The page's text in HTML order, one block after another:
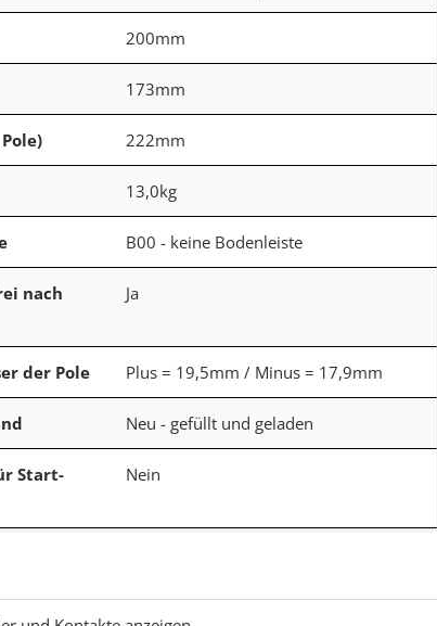
200mm
173mm
222mm
13,0kg
B00 - keine Bodenleiste
nach
Ja
der Pole Plus = 19,5mm / Minus = 17,9mm
Neu - gefüllt und geladen
Start-
Nein